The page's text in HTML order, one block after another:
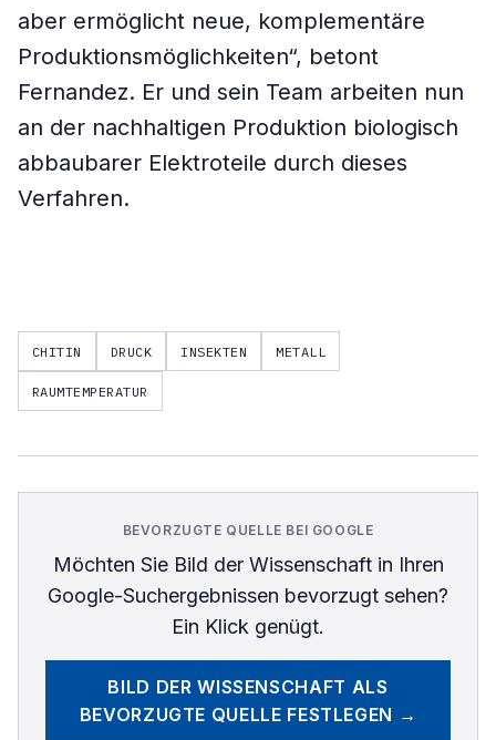
aber ermöglicht neue, komplementäre
Produktionsmöglichkeiten“, betont
Fernandez. Er und sein Team arbeiten nun
an der nachhaltigen Produktion biologisch
abbaubarer Elektroteile durch dieses
Verfahren.
CHITIN DRUCK INSEKTEN METALL
RAUMTEMPERATUR
BEVORZUGTE QUELLE BEI GOOGLE
Möchten Sie Bild der Wissenschaftin Ihren
Google-Suchergebnissen bevorzugt sehen?
Ein Klick genügt.
BILD DER WISSENSCHAFT ALS
BEVORZUGTE QUELLE FESTLEGEN →